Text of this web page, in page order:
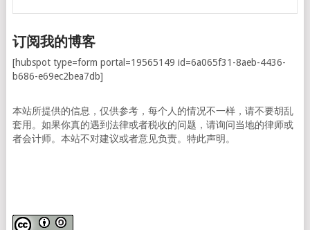
订阅我的博客
[hubspot type=form portal=19565149 id=6a065f31-8aeb-4436-
b686-e69ec2bea7db]
本站所提供的信息，仅供参考，每个人的情况不一样，请不要胡乱
套用。如果你真的遇到法律或者税收的问题，请询问当地的律师或
者会计师。本站不对建议或者意见负责。特此声明。